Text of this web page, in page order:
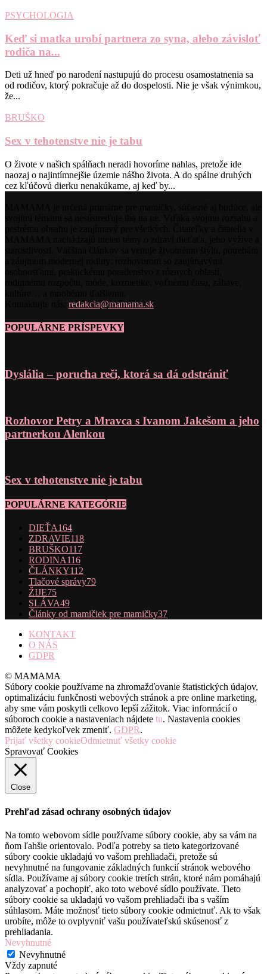
PSYCHOLOGIA
Keď si matka urobí partnera zo syna, alebo závisloť
rodiča na...
Deti už hneď po narodení nastupujú do procesu osamostatnenia sa
od rodičov, ktorý pokračuje až do dospelosti. Nie je však výnimkou,
že...
BRUŠKO
Sex v tehotenstve nie je tabu
O živote v našich spálňach neradi hovoríme nahlas, pretože ide
naozaj o najintímnejšie územie nášho života. A do spálne druhých
cez kľúčovú dierku nenakúkame, aj keď by...
redakcia@mamama.sk
POPULÁRNE PRÍSPEVKY
Dyslália – porucha reči, ktorá sa dá odstrániť
Rozhovor Petry a Mravca s Ivanom Jakešom a jeho
partnerkou Alenkou
Sex v tehotenstve nie je tabu
POPULÁRNE KATEGÓRIE
DIEŤA164
ZDRAVIE118
BRUŠKO117
RODINA116
ČLÁNKY112
Tlačové správy79
ŽIJE75
SLÁVA49
Články od mamičiek pre mamičky37
KONTAKT
O NÁS
GDPR
© MAMAMA
Súbory cookie používame na zhromažďovanie štatistických údajov,
optimalizáciu funkčnosti webových stránok a pre online marketing,
aby sme vám poskytli celkovo lepší zážitok. Viac informácií o
súboroch cookie a nastaveniach nájdete tu. Nastavenia cookies
môžete kedykoľvek zmeniť. GDPR.
Prijať všetky cookieOdmietnuť všetky cookie
Spravovať Cookies
Close
Prehľad zásad ochrany osobných údajov
Na tomto webovom sídle používame súbory cookie, aby sa vám na
ňom ľahšie orientovalo. Podľa potreby sa tieto kategorizované
súbory cookie ukladajú vo vašom prehliadači, pretože sú
nevyhnutné na fungovanie základných funkcií stránok webového
sídla. Používame aj súbory cookie tretích strán, ktoré nám pomáhajú
analyzovať a pochopiť, ako toto webové sídlo používate. Tieto
súbory cookie sa ukladajú vo vašom prehliadači iba s vaším
súhlasom. Máte možnosť tieto súbory cookie odmietnuť. Ak to však
urobíte, môže to ovplyvniť vašu používateľskú skúsenosť z
prehliadania.
Nevyhnutné
Nevyhnutné
Vždy zapnuté